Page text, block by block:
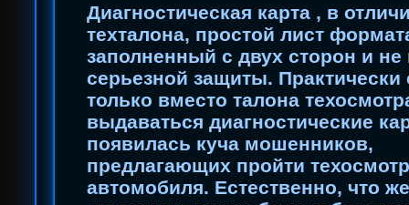
Диагностическая карта , в
техталона, простой лист
заполненный с двух сторон и
серьезной защиты. Практически
только вместо талона
выдаваться диагностические
появилась куча мошенников,
предлагающих пройти
автомобиля. Естественно, что